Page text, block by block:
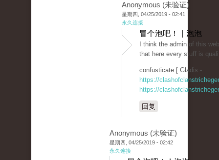
Anonymous (未验证)
星期四, 04/25/2019 - 02:41
永久连接
冒个泡吧！ | 泡泡
I think the admin of this
that here every stuff is
confusticate [ Gladis -
https://
https://
回复
Anonymous (未验证)
星期四, 04/25/2019 - 02:42
永久连接